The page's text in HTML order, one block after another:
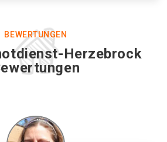
BEWERTUNGEN
Herzebrock